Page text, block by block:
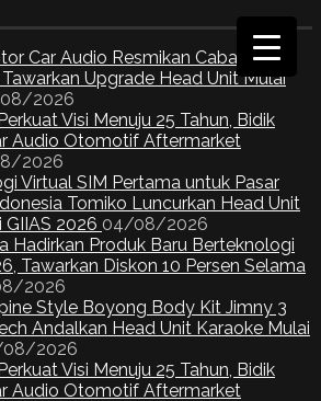
Car Audio Resmikan Cabang
Upgrade Head Unit Mulai
2026
Visi Menuju 25 Tahun, Bidik
Audio Otomotif Aftermarket
2026
Virtual SIM Pertama untuk Pasar
Tomiko Luncurkan Head Unit
GIIAS 2026 04/08/2026
Hadirkan Produk Baru Berteknologi
Tawarkan Diskon 10 Persen Selama
2026
Style Boyong Body Kit Jimny 3
Andalkan Head Unit Karaoke Mulai
2026
Visi Menuju 25 Tahun, Bidik
Audio Otomotif Aftermarket